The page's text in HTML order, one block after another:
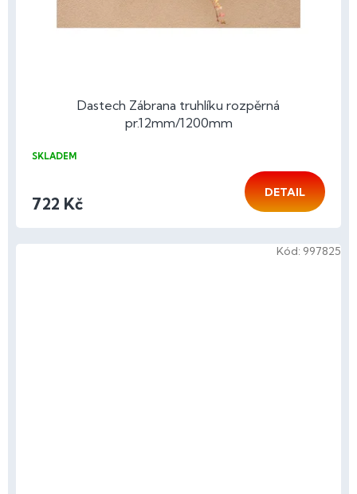
Dastech Zábrana truhlíku rozpěrná
pr.12mm/1200mm
SKLADEM
722 Kč
DETAIL
Kód: 997825